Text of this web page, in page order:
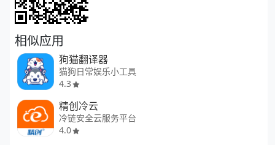
相似应用
狗猫翻译器
猫狗日常娱乐小工具
4.3
精创冷云
冷链安全云服务平台
4.0